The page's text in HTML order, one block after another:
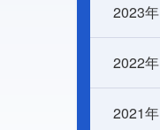
2023年
2022年
2021年